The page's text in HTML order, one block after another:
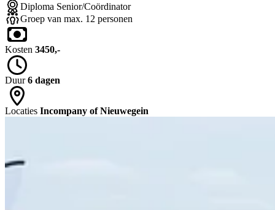
Diploma Senior/Coördinator
Groep van max. 12 personen
Kosten 3450,-
Duur6 dagen
Locaties Incompany of Nieuwegein